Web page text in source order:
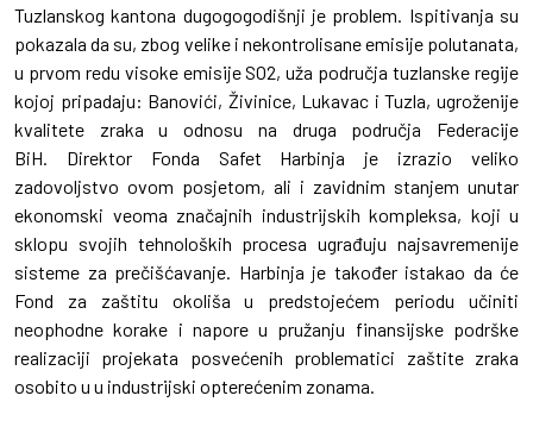
Tuzlanskog kantona dugogogodišnji je problem. Ispitivanja su
pokazala da su, zbog velike i nekontrolisane emisije polutanata,
u prvom redu visoke emisije SO2, uža područja tuzlanske regije
kojoj pripadaju: Banovići, Živinice, Lukavac i Tuzla, ugroženije
kvalitete zraka u odnosu na druga područja Federacije
BiH. Direktor Fonda Safet Harbinja je izrazio veliko
zadovoljstvo ovom posjetom, ali i zavidnim stanjem unutar
ekonomski veoma značajnih industrijskih kompleksa, koji u
sklopu svojih tehnoloških procesa ugrađuju najsavremenije
sisteme za prečišćavanje. Harbinja je također istakao da će
Fond za zaštitu okoliša u predstojećem periodu učiniti
neophodne korake i napore u pružanju finansijske podrške
realizaciji projekata posvećenih problematici zaštite zraka
osobito u u industrijski opterećenim zonama.